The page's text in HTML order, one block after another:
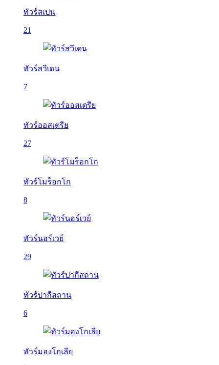
ทัวร์สเปน
21
ทัวร์สวีเดน
7
ทัวร์ออสเตรีย
27
ทัวร์โมร็อกโก
8
ทัวร์นอร์เวย์
29
ทัวร์ปากีสถาน
6
ทัวร์มองโกเลีย